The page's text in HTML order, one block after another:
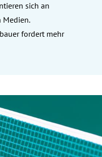
sich an
Medien.
fordert mehr